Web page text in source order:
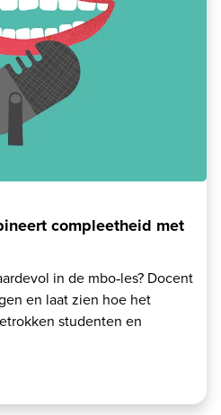
compleetheid met
in de mbo‑les? Docent
en laat zien hoe het
studenten en